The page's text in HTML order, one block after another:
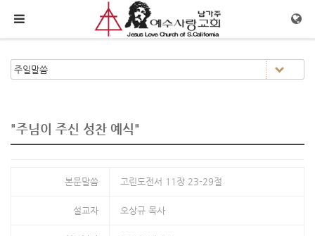
메뉴 건너뛰기
"주님이 주신 성찬 예식"
본문말씀 고린도전서 11장 23-29절
설교자 오상규 목사